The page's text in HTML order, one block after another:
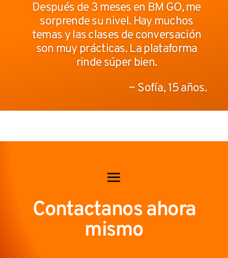
Después de 3 meses en BM GO, me
sorprende su nivel. Hay muchos
temas y las clases de conversación
son muy prácticas. La plataforma
rinde súper bien.
~ Sofía, 15 años.
Contactanos ahora
mismo